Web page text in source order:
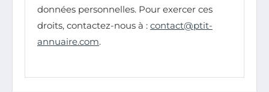
données personnelles. Pour exercer ces
droits, contactez-nous à : contact@ptit-
annuaire.com.